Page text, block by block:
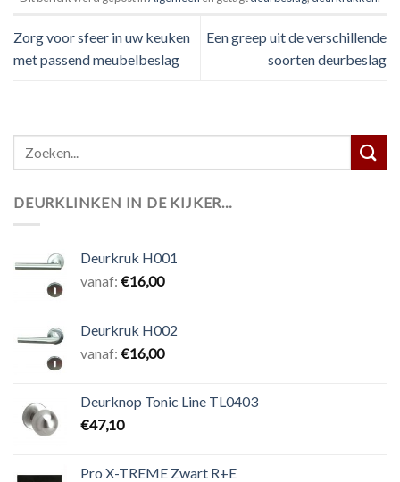
Zorg voor sfeer in uw keuken
met passend meubelbeslag
Een greep uit de verschillende
soorten deurbeslag
DEURKLINKEN IN DE KIJKER…
Deurkruk H001
vanaf: €16,00
Deurkruk H002
vanaf: €16,00
Deurknop Tonic Line TL0403
€47,10
Pro X-TREME Zwart R+E